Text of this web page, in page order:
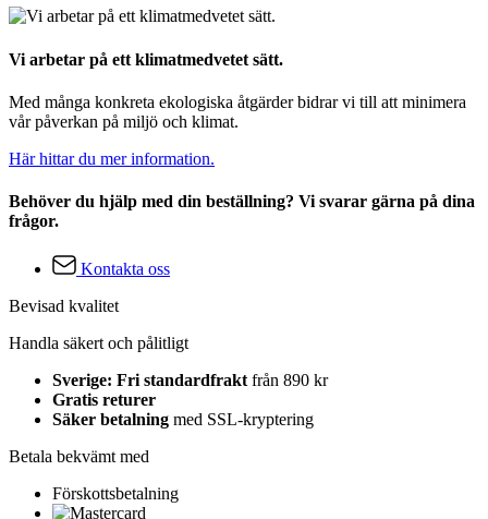
Vi arbetar på ett klimatmedvetet sätt.
Med många konkreta ekologiska åtgärder bidrar vi till att minimera
vår påverkan på miljö och klimat.
Här hittar du mer information.
Behöver du hjälp med din beställning? Vi svarar gärna på dina
frågor.
Kontakta oss
Bevisad kvalitet
Handla säkert och pålitligt
Sverige: Fri standardfrakt från 890 kr
Gratis returer
Säker betalning med SSL-kryptering
Betala bekvämt med
Förskottsbetalning